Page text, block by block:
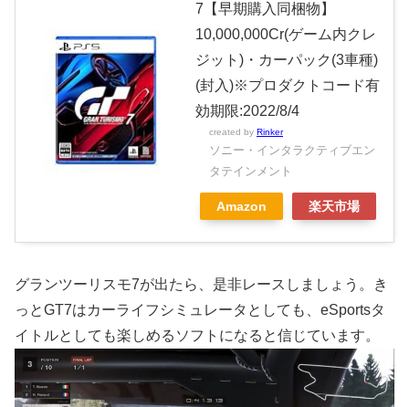
7【早期購入同梱物】
10,000,000Cr(ゲーム内クレ
ジット)・カーパック(3車種)
(封入)※プロダクトコード有
効期限:2022/8/4
created by Rinker
ソニー・インタラクティブエン
タテインメント
Amazon 楽天市場
グランツーリスモ7が出たら、是非レースしましょう。き
っとGT7はカーライフシミュレータとしても、eSportsタ
イトルとしても楽しめるソフトになると信じています。